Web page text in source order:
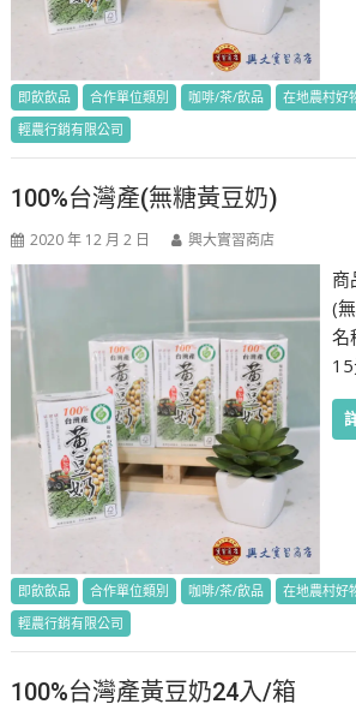
即飲飲品 合作單位類別 咖啡/茶/飲品 在地農村好
輕農行銷有限公司
100%台灣產(無糖黃豆奶)
2020 年 12 月 2 日 興大實習商店
商
(
名
即飲飲品 合作單位類別 咖啡/茶/飲品 在地農村好
輕農行銷有限公司
100%台灣產黃豆奶24入/箱